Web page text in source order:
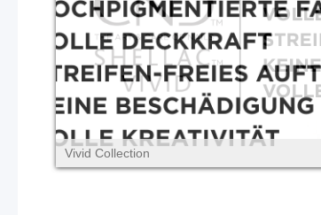
Vivid Collection